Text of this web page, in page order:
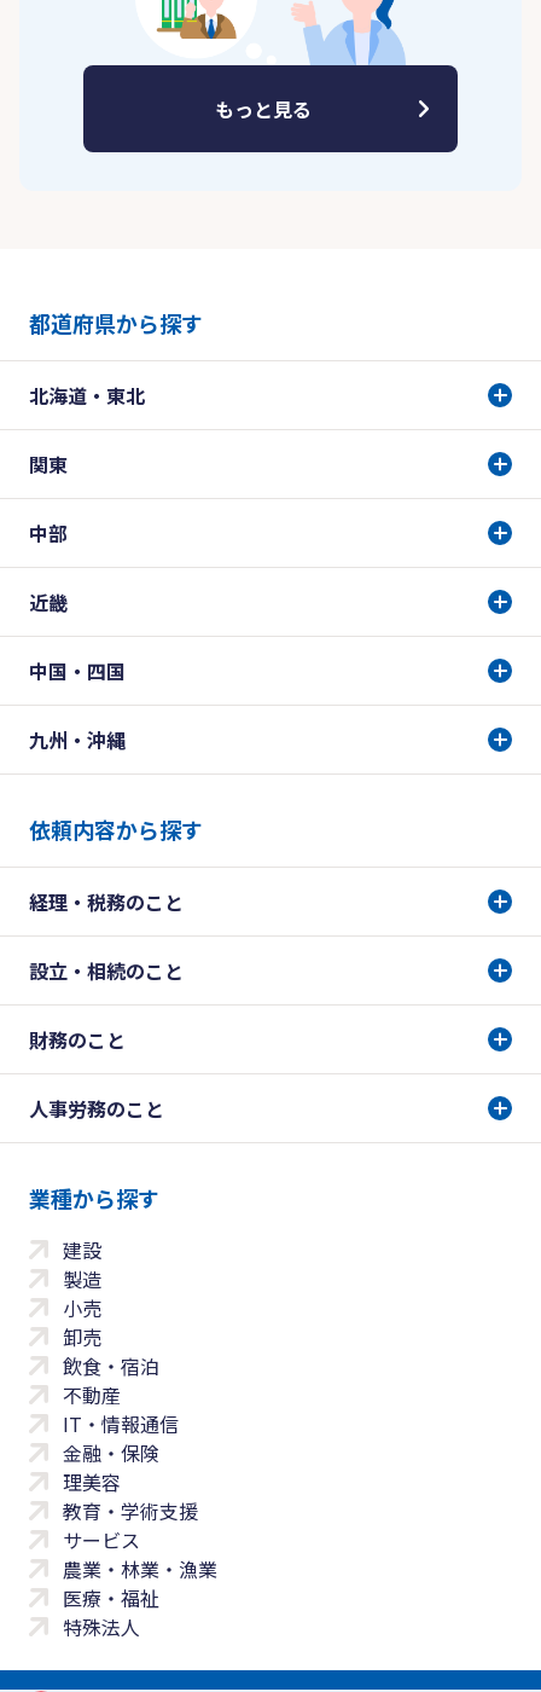
もっと見る
都道府県から探す
北海道・東北
関東
中部
近畿
中国・四国
九州・沖縄
依頼内容から探す
経理・税務のこと
設立・相続のこと
財務のこと
人事労務のこと
業種から探す
建設
製造
小売
卸売
飲食・宿泊
不動産
IT・情報通信
金融・保険
理美容
教育・学術支援
サービス
農業・林業・漁業
医療・福祉
特殊法人